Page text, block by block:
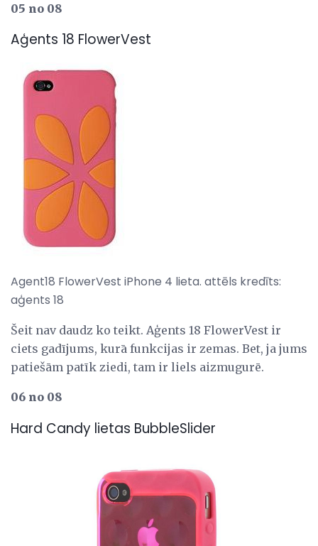
05 no 08
Aģents 18 FlowerVest
Agent18 FlowerVest iPhone 4 lieta. attēls kredīts:
aģents 18
Šeit nav daudz ko teikt. Aģents 18 FlowerVest ir
ciets gadījums, kurā funkcijas ir zemas. Bet, ja jums
patiešām patīk ziedi, tam ir liels aizmugurē.
06 no 08
Hard Candy lietas BubbleSlider